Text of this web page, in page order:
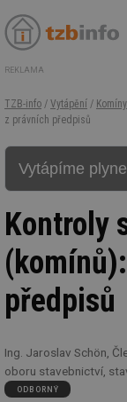
REKLAMA
TZB-info / Vytápění /
z právních předpisů
Vytápíme
Kontroly
předpisů
Ing. Jaroslav Schön,
oboru stavebnictví,
ODBORNÝ